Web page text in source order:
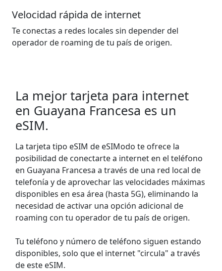
Velocidad rápida de internet
Te conectas a redes locales sin depender del
operador de roaming de tu país de origen.
La mejor tarjeta para internet
en Guayana Francesa es un
eSIM.
La tarjeta tipo eSIM de eSIModo te ofrece la
posibilidad de conectarte a internet en el teléfono
en Guayana Francesa a través de una red local de
telefonía y de aprovechar las velocidades máximas
disponibles en esa área (hasta 5G), eliminando la
necesidad de activar una opción adicional de
roaming con tu operador de tu país de origen.
Tu teléfono y número de teléfono siguen estando
disponibles, solo que el internet "circula" a través
de este eSIM.